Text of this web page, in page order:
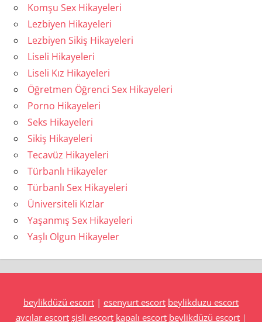
Komşu Sex Hikayeleri
Lezbiyen Hikayeleri
Lezbiyen Sikiş Hikayeleri
Liseli Hikayeleri
Liseli Kız Hikayeleri
Öğretmen Öğrenci Sex Hikayeleri
Porno Hikayeleri
Seks Hikayeleri
Sikiş Hikayeleri
Tecavüz Hikayeleri
Türbanlı Hikayeler
Türbanlı Sex Hikayeleri
Üniversiteli Kızlar
Yaşanmış Sex Hikayeleri
Yaşlı Olgun Hikayeler
beylikdüzü escort | esenyurt escort beylikduzu escort
avcılar escort şişli escort kapalı escort beylikdüzü escort|